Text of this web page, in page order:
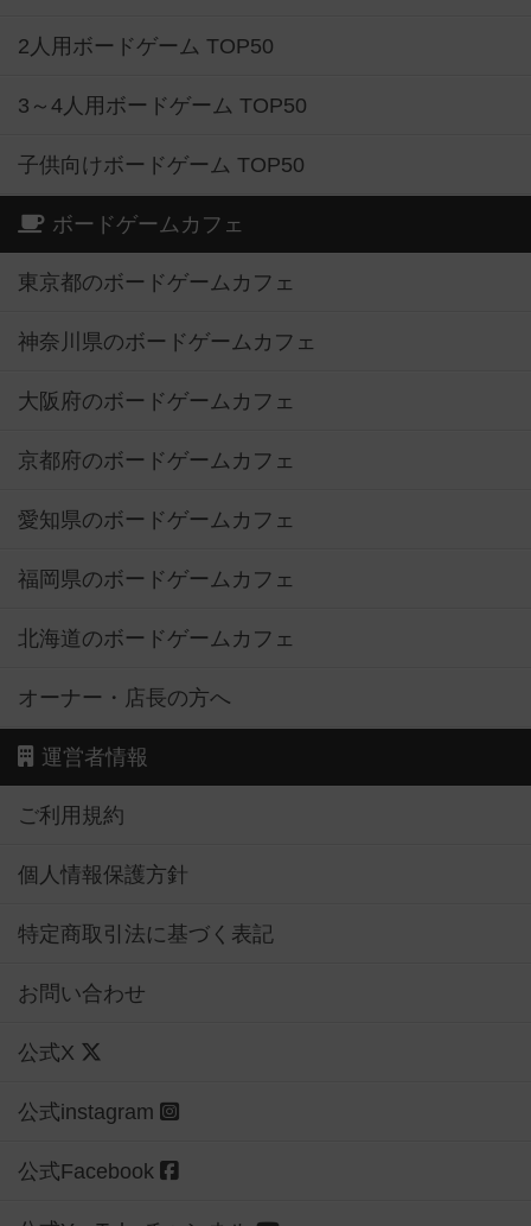
2人用ボードゲーム TOP50
3～4人用ボードゲーム TOP50
子供向けボードゲーム TOP50
ボードゲームカフェ
東京都のボードゲームカフェ
神奈川県のボードゲームカフェ
大阪府のボードゲームカフェ
京都府のボードゲームカフェ
愛知県のボードゲームカフェ
福岡県のボードゲームカフェ
北海道のボードゲームカフェ
オーナー・店長の方へ
運営者情報
ご利用規約
個人情報保護方針
特定商取引法に基づく表記
お問い合わせ
公式X
公式instagram
公式Facebook